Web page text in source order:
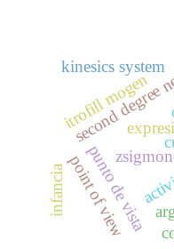
second
punto de vista
point of view
kinesics system
infancia
itrofill mogen